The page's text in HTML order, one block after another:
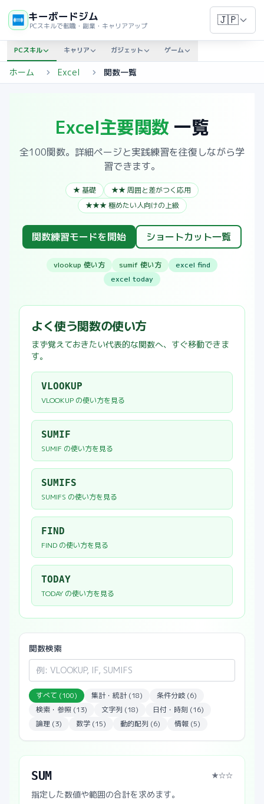
キーボードジム
PCスキルで転職・副業・キャリアアップ 🇯🇵
PCスキル キャリア ガジェット ゲーム
ホーム Excel 関数一覧
Excel主要関数 一覧
全100関数。詳細ページと実践練習を往復しながら学
習できます。
★ 基礎
★★ 周囲と差がつく応用
★★★ 極めたい人向けの上級
関数練習モードを開始 ショートカット一覧
vlookup 使い方 sumif 使い方
excel find
excel today
よく使う関数の使い方
まず覚えておきたい代表的な関数へ、すぐ移動できま
す。
VLOOKUP
VLOOKUP の使い方を見る
SUMIF
SUMIF の使い方を見る
SUMIFS
SUMIFS の使い方を見る
FIND
FIND の使い方を見る
TODAY
TODAY の使い方を見る
関数検索
すべて (100) 集計・統計 (18) 条件分岐 (6)
検索・参照 (13) 文字列 (18) 日付・時刻 (16)
論理 (3) 数学 (15) 動的配列 (6) 情報 (5)
SUM ★☆☆
指定した数値や範囲の合計を求めます。